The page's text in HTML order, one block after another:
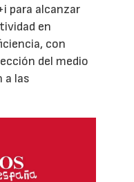
para alcanzar
en
con
del medio
a las